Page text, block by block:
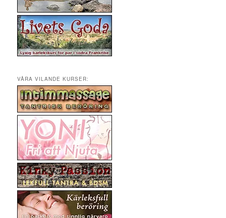
VÅRA VILANDE KURSER: